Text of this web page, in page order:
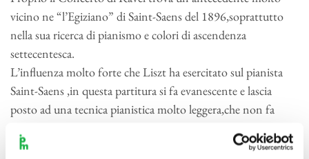
vicino ne “l’Egiziano” di Saint-Saens del 1896,soprattutto
nella sua ricerca di pianismo e colori di ascendenza
settecentesca.
L’influenza molto forte che Liszt ha esercitato sul pianista
Saint-Saens ,in questa partitura si fa evanescente e lascia
posto ad una tecnica pianistica molto leggera,che non fa
Anche l’orchestra, sino al gran finale,non si organizza in